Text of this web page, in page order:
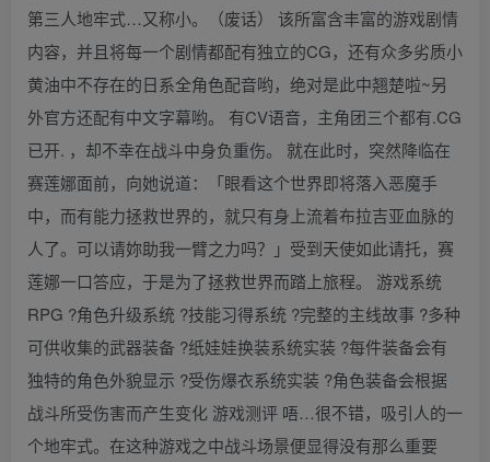
第三人地牢式…又称小。（废话） 该所富含丰富的游戏剧情
内容，并且将每一个剧情都配有独立的CG，还有众多劣质小
黄油中不存在的日系全角色配音哟，绝对是此中翘楚啦~另
外官方还配有中文字幕哟。 有CV语音，主角团三个都有.CG
已开. ，却不幸在战斗中身负重伤。 就在此时，突然降临在
赛莲娜面前，向她说道：「眼看这个世界即将落入恶魔手
中，而有能力拯救世界的，就只有身上流着布拉吉亚血脉的
人了。可以请妳助我一臂之力吗？」受到天使如此请托，赛
莲娜一口答应，于是为了拯救世界而踏上旅程。 游戏系统
RPG ?角色升级系统 ?技能习得系统 ?完整的主线故事 ?多种
可供收集的武器装备 ?纸娃娃换装系统实装 ?每件装备会有
独特的角色外貌显示 ?受伤爆衣系统实装 ?角色装备会根据
战斗所受伤害而产生变化 游戏测评 唔…很不错，吸引人的一
个地牢式。在这种游戏之中战斗场景便显得没有那么重要